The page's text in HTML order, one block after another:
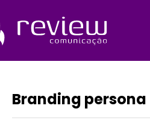
o
conteúdo
Branding persona